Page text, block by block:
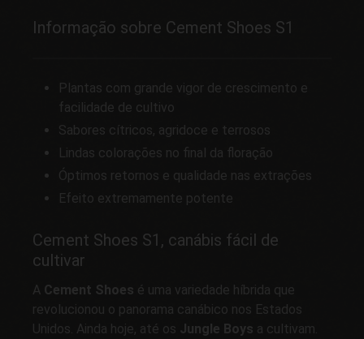
Informação sobre Cement Shoes S1
Plantas com grande vigor de crescimento e
facilidade de cultivo
Sabores cítricos, agridoce e terrosos
Lindas colorações no final da floração
Óptimos retornos e qualidade nas extrações
Efeito extremamente potente
Cement Shoes S1, canábis fácil de
cultivar
A Cement Shoes é uma variedade híbrida que
revolucionou o panorama canábico nos Estados
Unidos. Ainda hoje, até os Jungle Boys a cultivam.